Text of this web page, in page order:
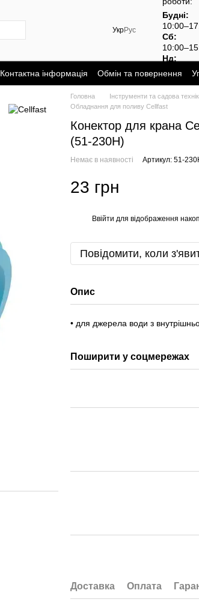
УкрРус
Будні:
Сб:
Нд:
вихідний
Контактна інформація Обмін та повернення
Головна Інструменти та садова
Обладнання для поливу Cellfast
Конектор для крана
(51-230H)
Немає в наявності Артикул: 51-
23 грн
Ввійти для відображення
Повідомити, коли
Опис
• для джерела води з
Поширити у соцмережах
Доставка Оплата